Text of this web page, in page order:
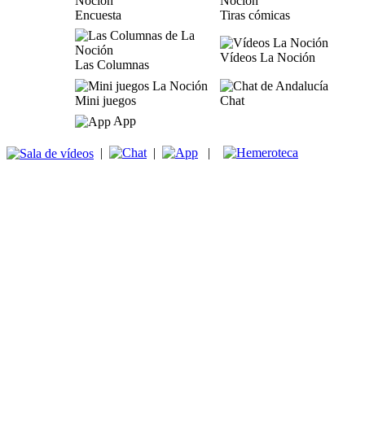
Encuesta Tiras cómicas
Las Columnas
Vídeos La Noción
Mini juegos
Chat
App
| | |